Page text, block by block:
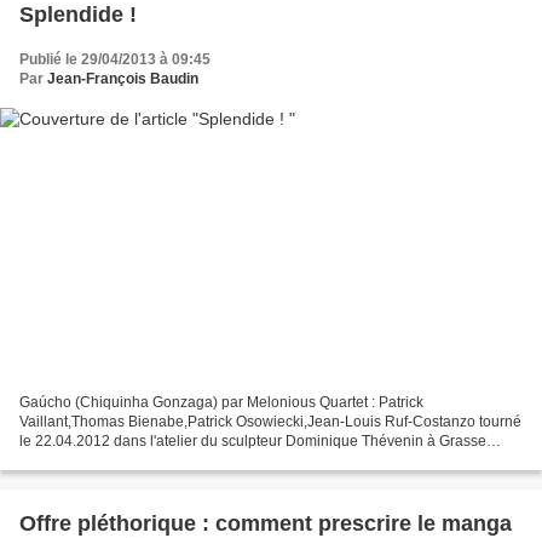
Splendide !
Publié le 29/04/2013 à 09:45
Par Jean-François Baudin
Gaúcho (Chiquinha Gonzaga) par Melonious Quartet : Patrick
Vaillant,Thomas Bienabe,Patrick Osowiecki,Jean-Louis Ruf-Costanzo tourné
le 22.04.2012 dans l'atelier du sculpteur Dominique Thévenin à Grasse
Offre pléthorique : comment prescrire le manga